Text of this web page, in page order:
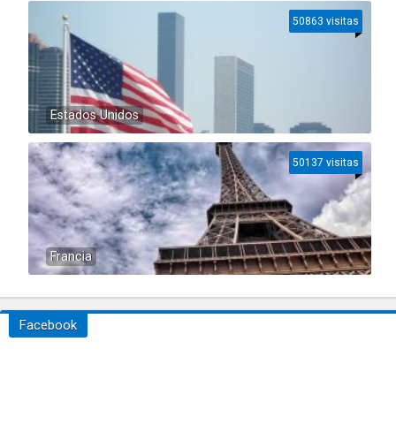
Estados Unidos
50863 visitas
Francia
50137 visitas
Facebook